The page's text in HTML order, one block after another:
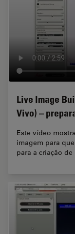
Live Image
Vivo) –
Este vídeo
imagem para
para a criação